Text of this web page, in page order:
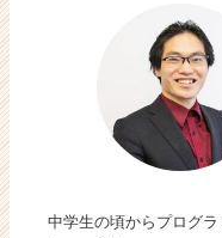
チ
ャ
ー・
成
長
企
か
中学生の頃からプログ